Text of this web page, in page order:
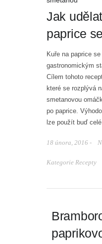
Jak
paprice
Kuře na paprice
gastronomickým
Cílem tohoto
které se rozplývá
smetanovou
po paprice.
lze použít buď
18 února, 2016 -
Kategorie Recepty